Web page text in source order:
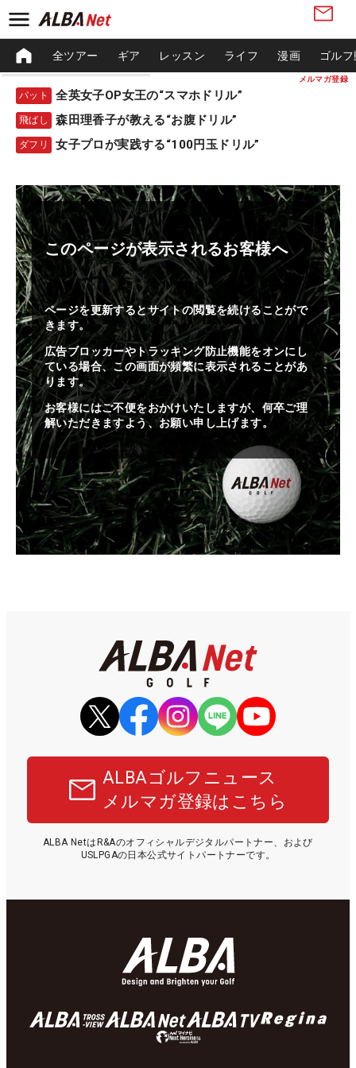
メルマガ登録
全ツアー ギア レッスン ライフ 漫画 ゴル
パット 全英女子OP女王の“スマホドリル”
飛ばし 森田理香子が教える“お腹ドリル”
ダフリ 女子プロが実践する“100円玉ドリル”
このページが表示されるお客様へ
ページを更新するとサイトの閲覧を続けることがで
きます。
広告ブロッカーやトラッキング防止機能をオンにし
ている場合、この画面が頻繁に表示されることがあ
ります。
お客様にはご不便をおかけいたしますが、何卒ご理
解いただきますよう、お願い申し上げます。
ALBAゴルフニュース
メルマガ登録はこちら
ALBA NetはR&Aのオフィシャルデジタルパートナー、および
USLPGAの日本公式サイトパートナーです。